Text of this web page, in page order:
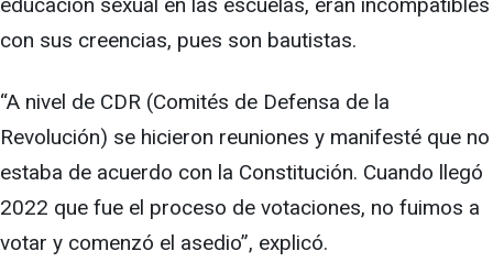
educación sexual en las escuelas, eran incompatibles
con sus creencias, pues son bautistas.
“A nivel de CDR (Comités de Defensa de la
Revolución) se hicieron reuniones y manifesté que no
estaba de acuerdo con la Constitución. Cuando llegó
2022 que fue el proceso de votaciones, no fuimos a
votar y comenzó el asedio”, explicó.